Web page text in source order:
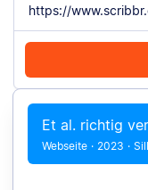
Mit Chrome
Et al. richtig
Webseite · 2023 · Sill